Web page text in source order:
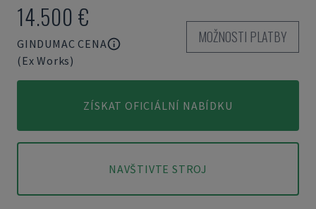
14.500 €
GINDUMAC CENA
(Ex Works)
MOŽNOSTI PLATBY
ZÍSKAT OFICIÁLNÍ NABÍDKU
NAVŠTIVTE STROJ